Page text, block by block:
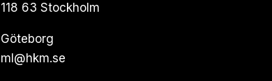
118 63 Stockholm
Göteborg
ml@hkm.se